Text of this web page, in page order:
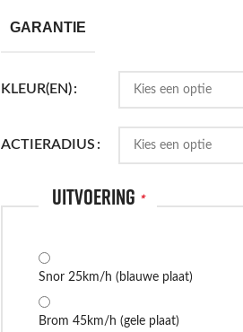
GARANTIE
KLEUR(EN)
ACTIERADIUS
Uitvoering *
Snor 25km/h (blauwe plaat)
Brom 45km/h (gele plaat)